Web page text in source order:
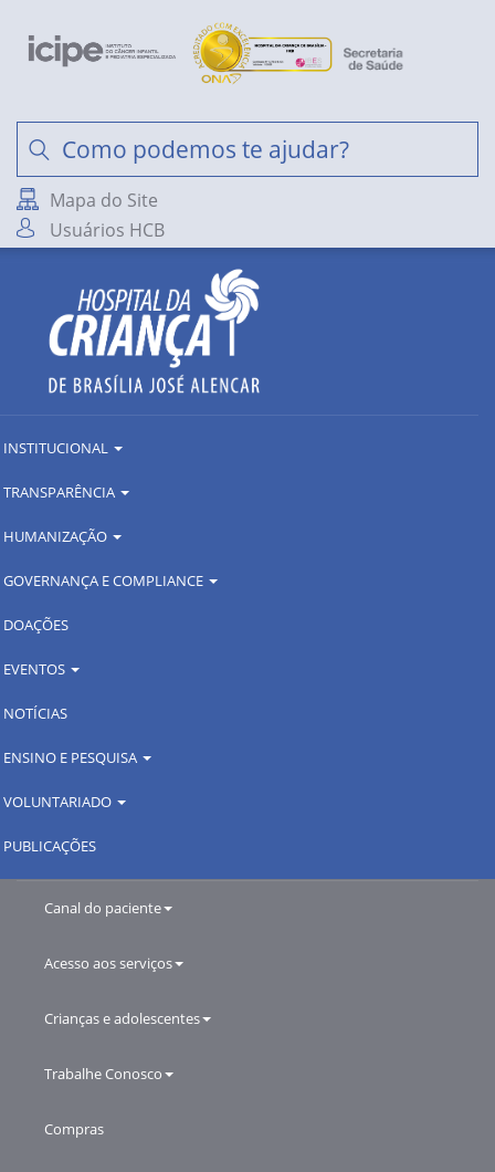
Mapa do Site
Usuários HCB
INSTITUCIONAL
TRANSPARÊNCIA
HUMANIZAÇÃO
GOVERNANÇA E COMPLIANCE
DOAÇÕES
EVENTOS
NOTÍCIAS
ENSINO E PESQUISA
VOLUNTARIADO
PUBLICAÇÕES
Canal do paciente
Acesso aos serviços
Crianças e adolescentes
Trabalhe Conosco
Compras